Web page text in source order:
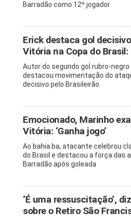
Barradão como 12º jogador
Erick destaca gol
Vitória na Copa do Brasil:
Autor do segundo gol rubro-negro
destacou movimentação do
decisivo pelo Brasileirão
Emocionado, Marinho
Vitória: ‘Ganha jogo’
Ao bahia.ba, atacante celebrou
do Brasil e destacou a força das
Barradão após goleada
‘É uma ressuscitação’,
sobre o Retiro São